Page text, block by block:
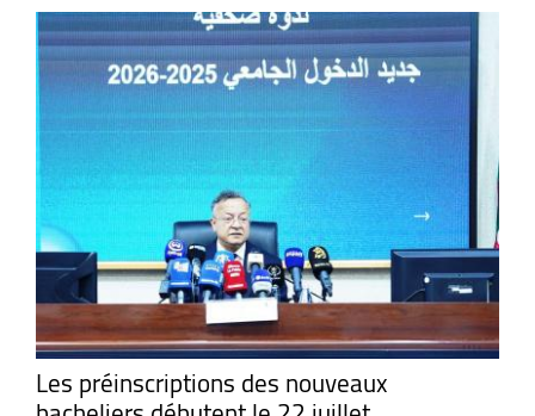
Les préinscriptions des nouveaux